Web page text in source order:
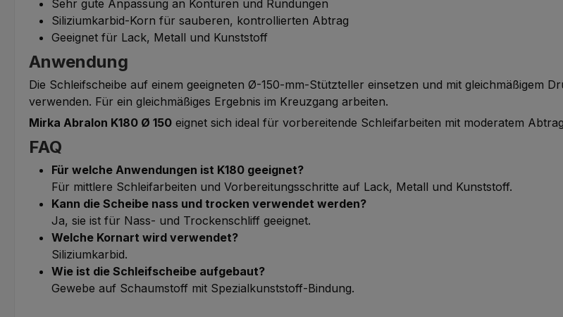
Sehr gute Anpassung an Konturen und Rundungen
Siliziumkarbid-Korn für sauberen, kontrollierten Abtrag
Geeignet für Lack, Metall und Kunststoff
Anwendung
Die Schleifscheibe auf einem geeigneten Ø-150-mm-Stützteller einsetzen und mit gleichmäßigem
verwenden. Für ein gleichmäßiges Ergebnis im Kreuzgang arbeiten.
Mirka Abralon K180 Ø 150 eignet sich ideal für vorbereitende Schleifarbeiten mit moderatem
FAQ
Für welche Anwendungen ist K180 geeignet?
Für mittlere Schleifarbeiten und Vorbereitungsschritte auf Lack, Metall und Kunststoff.
Kann die Scheibe nass und trocken verwendet werden?
Ja, sie ist für Nass- und Trockenschliff geeignet.
Welche Kornart wird verwendet?
Siliziumkarbid.
Wie ist die Schleifscheibe aufgebaut?
Gewebe auf Schaumstoff mit Spezialkunststoff-Bindung.